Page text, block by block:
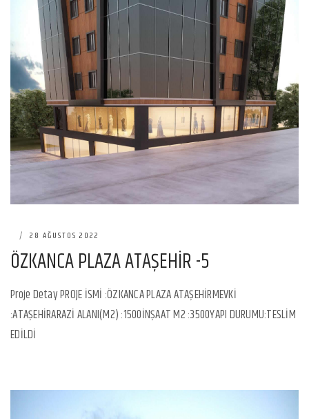
| 28 AĞUSTOS 2022
ÖZKANCA PLAZA ATAŞEHİR -5
Proje Detay PROJE İSMİ :ÖZKANCA PLAZA ATAŞEHİRMEVKİ
:ATAŞEHİRARAZİ ALANI(M2) :1500İNŞAAT M2 :3500YAPI DURUMU:TESLİM
EDİLDİ